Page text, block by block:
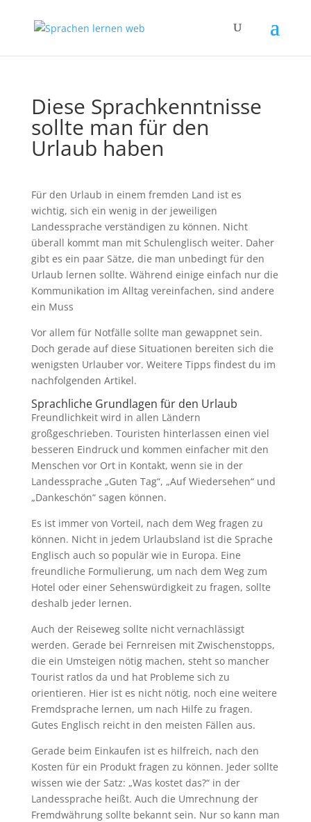
Diese Sprachkenntnisse
sollte man für den
Urlaub haben
Für den Urlaub in einem fremden Land ist es
wichtig, sich ein wenig in der jeweiligen
Landessprache verständigen zu können. Nicht
überall kommt man mit Schulenglisch weiter. Daher
gibt es ein paar Sätze, die man unbedingt für den
Urlaub lernen sollte. Während einige einfach nur die
Kommunikation im Alltag vereinfachen, sind andere
ein Muss
Vor allem für Notfälle sollte man gewappnet sein.
Doch gerade auf diese Situationen bereiten sich die
wenigsten Urlauber vor. Weitere Tipps findest du im
nachfolgenden Artikel.
Sprachliche Grundlagen für den Urlaub
Freundlichkeit wird in allen Ländern
großgeschrieben. Touristen hinterlassen einen viel
besseren Eindruck und kommen einfacher mit den
Menschen vor Ort in Kontakt, wenn sie in der
Landessprache „Guten Tag“, „Auf Wiedersehen“ und
„Dankeschön“ sagen können.
Es ist immer von Vorteil, nach dem Weg fragen zu
können. Nicht in jedem Urlaubsland ist die Sprache
Englisch auch so populär wie in Europa. Eine
freundliche Formulierung, um nach dem Weg zum
Hotel oder einer Sehenswürdigkeit zu fragen, sollte
deshalb jeder lernen.
Auch der Reiseweg sollte nicht vernachlässigt
werden. Gerade bei Fernreisen mit Zwischenstopps,
die ein Umsteigen nötig machen, steht so mancher
Tourist ratlos da und hat Probleme sich zu
orientieren. Hier ist es nicht nötig, noch eine weitere
Fremdsprache lernen, um nach Hilfe zu fragen.
Gutes Englisch reicht in den meisten Fällen aus.
Gerade beim Einkaufen ist es hilfreich, nach den
Kosten für ein Produkt fragen zu können. Jeder sollte
wissen wie der Satz: „Was kostet das?“ in der
Landessprache heißt. Auch die Umrechnung der
Fremdwährung sollte bekannt sein. Nur so kann man